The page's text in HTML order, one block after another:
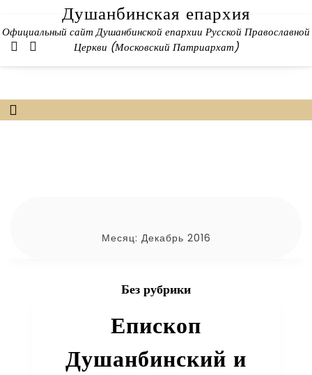
content
Душанбинская епархия
Официальный сайт Душанбинской епархии Русской Православной
Церкви (Московский Патриархат)
Месяц: Декабрь 2016
Без рубрики
Епископ
Душанбинский и